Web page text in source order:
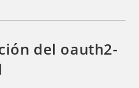
del oauth2-